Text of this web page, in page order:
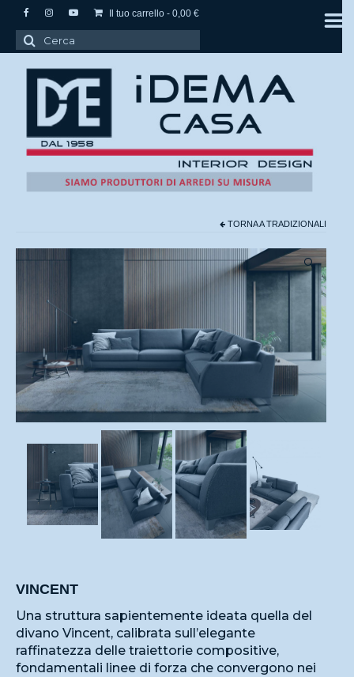
Il tuo carrello - 0,00 €
Cerca:
TORNA ATRADIZIONALI
🔍
VINCENT
Una struttura sapientemente ideata quella del
divano Vincent, calibrata sull’elegante
raffinatezza delle traiettorie compositive,
fondamentali linee di forza che convergono nei